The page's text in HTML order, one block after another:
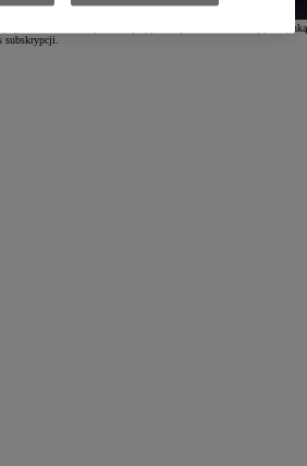
sprawdzić folderu spam. W przypadku problemów z Twoją skrzynką
subskrypcji.